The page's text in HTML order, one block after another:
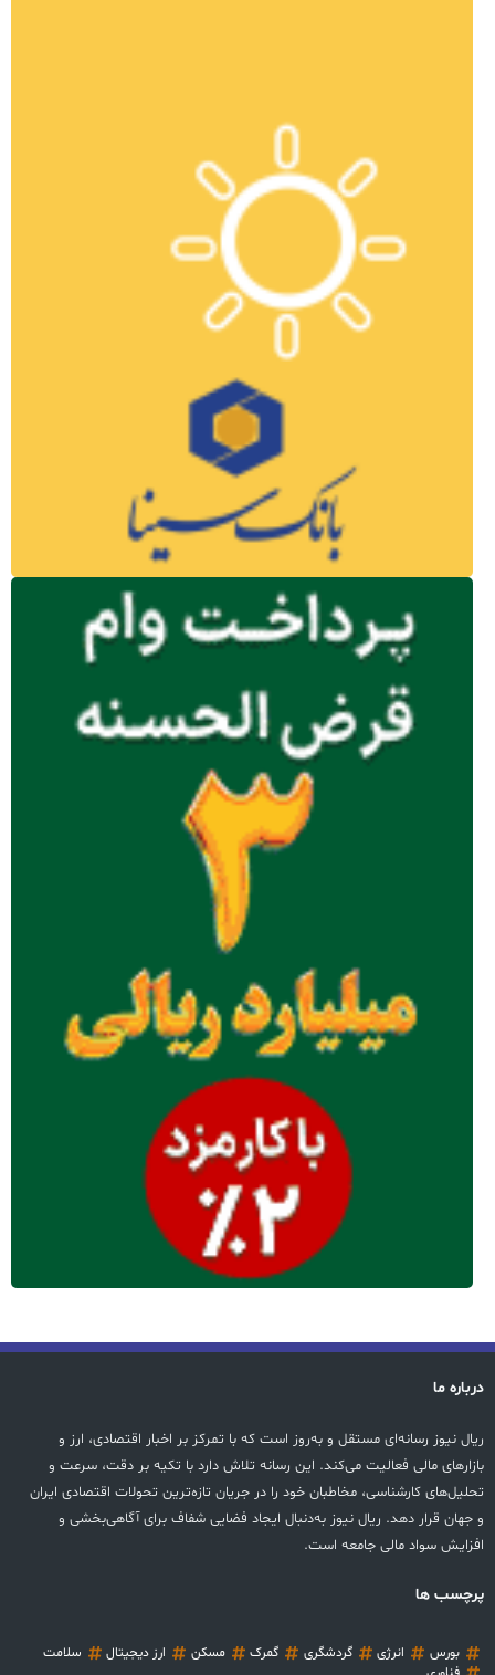
درباره ما
ریال نیوز رسانه‌ای مستقل و به‌روز است که با تمرکز بر اخبار اقتصادی، ارز و
بازارهای مالی فعالیت می‌کند. این رسانه تلاش دارد با تکیه بر دقت، سرعت و
تحلیل‌های کارشناسی، مخاطبان خود را در جریان تازه‌ترین تحولات اقتصادی ایران
و جهان قرار دهد. ریال نیوز به‌دنبال ایجاد فضایی شفاف برای آگاهی‌بخشی و
افزایش سواد مالی جامعه است.
پرچسب ها
بورس انرژی گردشگری گمرک مسکن ارز دیجیتال
سلامت